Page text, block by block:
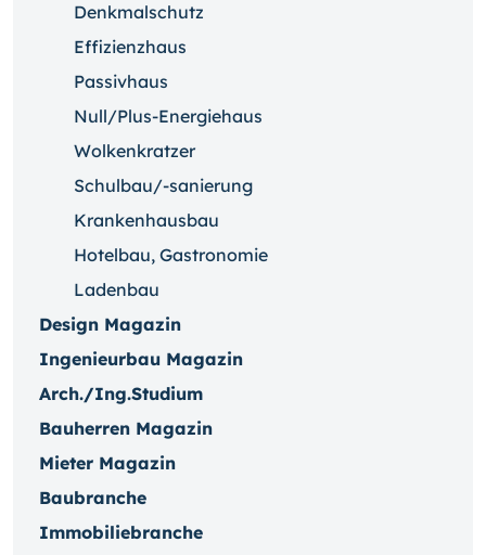
Denkmalschutz
Effizienzhaus
Passivhaus
Null/Plus-Energiehaus
Wolkenkratzer
Schulbau/-sanierung
Krankenhausbau
Hotelbau, Gastronomie
Ladenbau
Design Magazin
Ingenieurbau Magazin
Arch./Ing.Studium
Bauherren Magazin
Mieter Magazin
Baubranche
Immobiliebranche